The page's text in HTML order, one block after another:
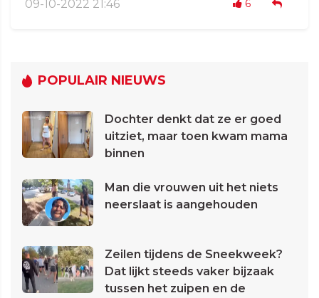
09-10-2022 21:46 6
POPULAIR NIEUWS
Dochter denkt dat ze er goed
uitziet, maar toen kwam mama
binnen
Man die vrouwen uit het niets
neerslaat is aangehouden
Zeilen tijdens de Sneekweek?
Dat lijkt steeds vaker bijzaak
tussen het zuipen en de